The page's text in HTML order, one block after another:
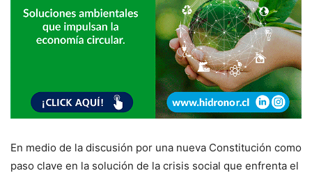
En medio de la discusión por una nueva Constitución como
paso clave en la solución de la crisis social que enfrenta el